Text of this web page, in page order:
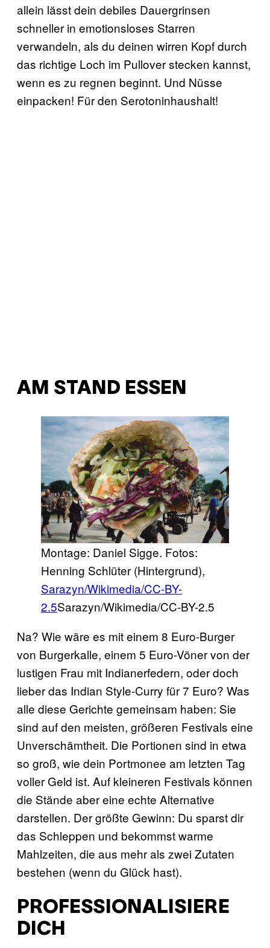
allein lässt dein debiles Dauergrinsen
schneller in emotionsloses Starren
verwandeln, als du deinen wirren Kopf durch
das richtige Loch im Pullover stecken kannst,
wenn es zu regnen beginnt. Und Nüsse
einpacken! Für den Serotoninhaushalt!
AM STAND ESSEN
Montage: Daniel Sigge. Fotos:
Henning Schlüter (Hintergrund),
Sarazyn/Wikimedia/CC-BY-
2.5Sarazyn/Wikimedia/CC-BY-2.5
Na? Wie wäre es mit einem 8 Euro-Burger
von Burgerkalle, einem 5 Euro-Vöner von der
lustigen Frau mit Indianerfedern, oder doch
lieber das Indian Style-Curry für 7 Euro? Was
alle diese Gerichte gemeinsam haben: Sie
sind auf den meisten, größeren Festivals eine
Unverschämtheit. Die Portionen sind in etwa
so groß, wie dein Portmonee am letzten Tag
voller Geld ist. Auf kleineren Festivals können
die Stände aber eine echte Alternative
darstellen. Der größte Gewinn: Du sparst dir
das Schleppen und bekommst warme
Mahlzeiten, die aus mehr als zwei Zutaten
bestehen (wenn du Glück hast).
PROFESSIONALISIERE
DICH